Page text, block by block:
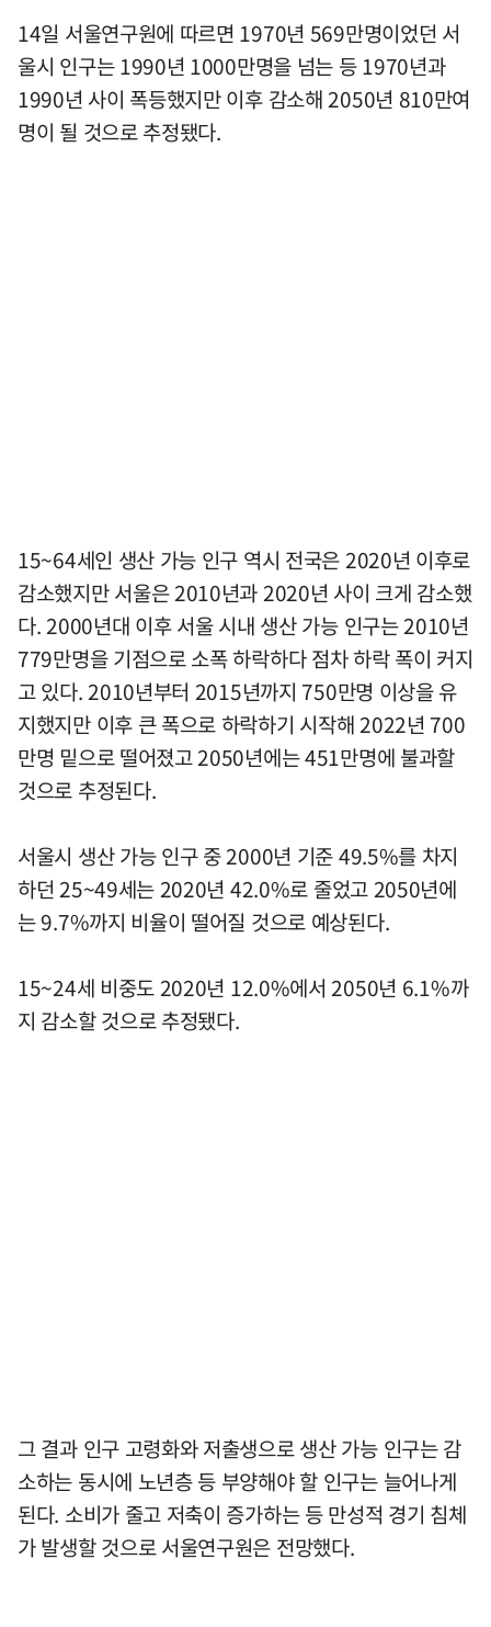
14일 서울연구원에 따르면 1970년 569만명이었던 서
울시 인구는 1990년 1000만명을 넘는 등 1970년과
1990년 사이 폭등했지만 이후 감소해 2050년 810만여
명이 될 것으로 추정됐다.
15~64세인 생산 가능 인구 역시 전국은 2020년 이후로
감소했지만 서울은 2010년과 2020년 사이 크게 감소했
다. 2000년대 이후 서울 시내 생산 가능 인구는 2010년
779만명을 기점으로 소폭 하락하다 점차 하락 폭이 커지
고 있다. 2010년부터 2015년까지 750만명 이상을 유
지했지만 이후 큰 폭으로 하락하기 시작해 2022년 700
만명 밑으로 떨어졌고 2050년에는 451만명에 불과할
것으로 추정된다.
서울시 생산 가능 인구 중 2000년 기준 49.5%를 차지
하던 25~49세는 2020년 42.0%로 줄었고 2050년에
는 9.7%까지 비율이 떨어질 것으로 예상된다.
15~24세 비중도 2020년 12.0%에서 2050년 6.1%까
지 감소할 것으로 추정됐다.
그 결과 인구 고령화와 저출생으로 생산 가능 인구는 감
소하는 동시에 노년층 등 부양해야 할 인구는 늘어나게
된다. 소비가 줄고 저축이 증가하는 등 만성적 경기 침체
가 발생할 것으로 서울연구원은 전망했다.